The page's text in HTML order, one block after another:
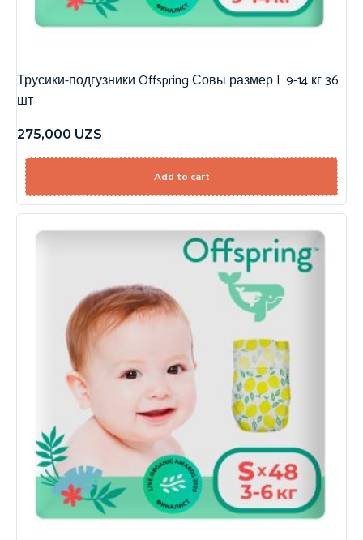
Трусики-подгузники Offspring Совы размер L 9-14 кг 36
шт
275,000 UZS
Add to cart